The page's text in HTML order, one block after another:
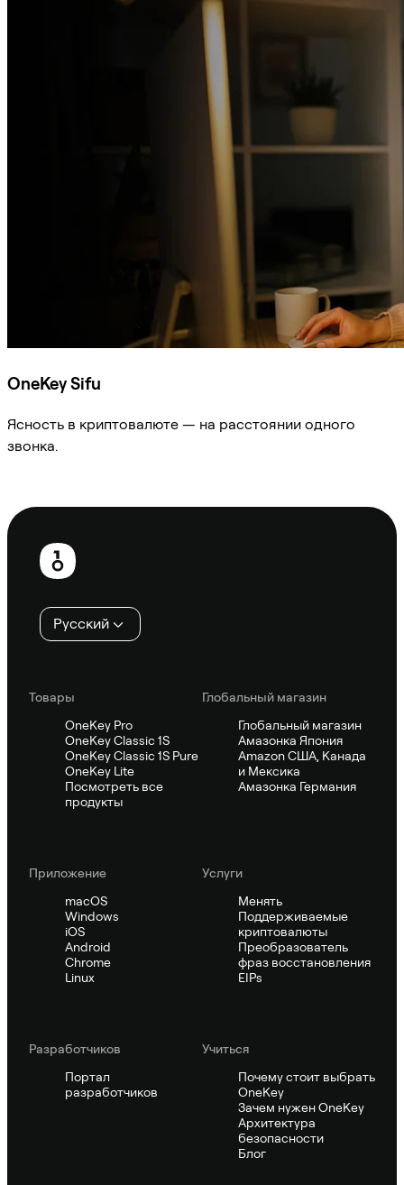
OneKey Sifu
Ясность в криптовалюте — на расстоянии одного
звонка.
Нижний
колонтитул
Русский
Товары
OneKey Pro
OneKey Classic 1S
OneKey Classic 1S Pure
OneKey Lite
Посмотреть все
продукты
Глобальный магазин
Глобальный магазин
Амазонка Япония
Amazon США, Канада
и Мексика
Амазонка Германия
Приложение
macOS
Windows
iOS
Android
Chrome
Linux
Услуги
Менять
Поддерживаемые
криптовалюты
Преобразователь
фраз восстановления
EIPs
Pазработчиков
Портал
разработчиков
Учиться
Почему стоит выбрать
OneKey
Зачем нужен OneKey
Архитектура
безопасности
Блог